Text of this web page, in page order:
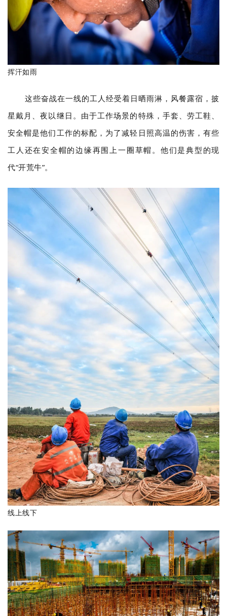
挥汗如雨
这些奋战在一线的工人经受着日晒雨淋，风餐露宿，披
星戴月、夜以继日。由于工作场景的特殊，手套、劳工鞋、
安全帽是他们工作的标配，为了减轻日照高温的伤害，有些
工人还在安全帽的边缘再围上一圈草帽。他们是典型的现
代“开荒牛”。
线上线下